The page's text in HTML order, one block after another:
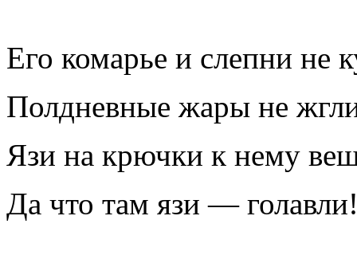
Его комарье и слепни не
Полдневные жары не
Язи на крючки к нему
Да что там язи —